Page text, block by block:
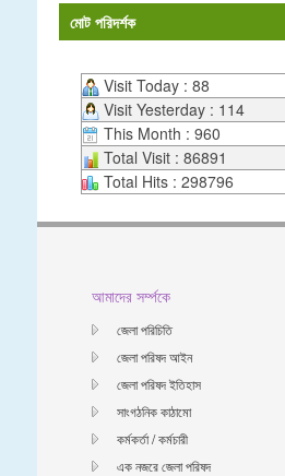
মোট পরিদর্শক
Visit Today : 88
Visit Yesterday : 114
This Month : 960
Total Visit : 86891
Total Hits : 298796
আমাদের সর্ম্পকে
জেলা পরিচিতি
জেলা পরিষদ আইন
জেলা পরিষদ ইতিহাস
সাংগঠনিক কাঠামো
কর্মকর্তা / কর্মচারী
এক নজরে জেলা পরিষদ